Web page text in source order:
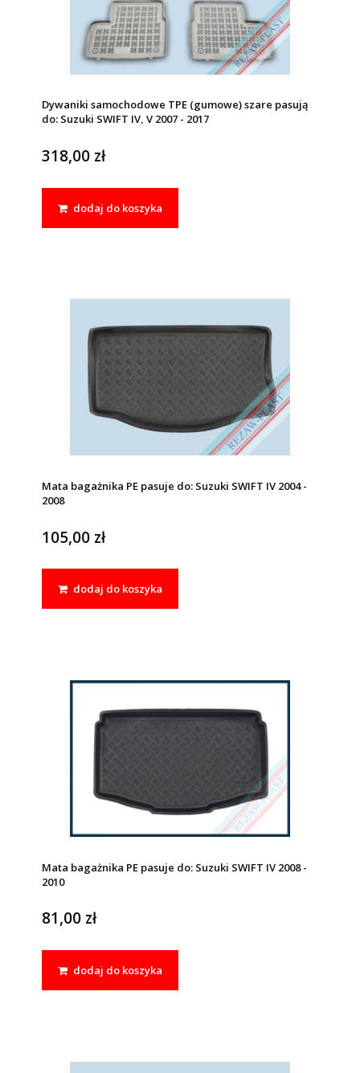
Dywaniki samochodowe TPE (gumowe) szare pasują
do: Suzuki SWIFT IV, V 2007 - 2017
318,00 zł
dodaj do koszyka
Mata bagażnika PE pasuje do: Suzuki SWIFT IV 2004 -
2008
105,00 zł
dodaj do koszyka
Mata bagażnika PE pasuje do: Suzuki SWIFT IV 2008 -
2010
81,00 zł
dodaj do koszyka